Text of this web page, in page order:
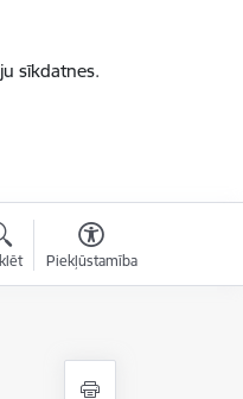
sīkdatnes.
Piekļūstamība